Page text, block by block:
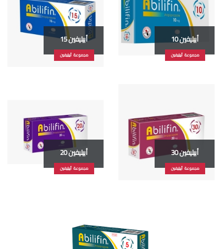
أبيليفين 10
مجموعة أبيليفين
أبيليفين 15
مجموعة أبيليفين
أبيليفين 30
مجموعة أبيليفين
أبيليفين 20
مجموعة أبيليفين